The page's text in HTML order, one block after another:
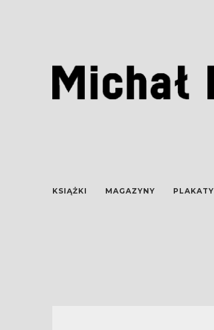
KSIĄŻKI MAGAZYNY PLAKATY